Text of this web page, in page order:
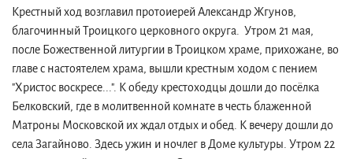
Крестный ход возглавил протоиерей Александр Жгунов,
благочинный Троицкого церковного округа. Утром 21 мая,
после Божественной литургии в Троицком храме, прихожане, во
главе с настоятелем храма, вышли крестным ходом с пением
"Христос воскресе...". К обеду крестоходцы дошли до посёлка
Белковский, где в молитвенной комнате в честь блаженной
Матроны Московской их ждал отдых и обед. К вечеру дошли до
села Загайново. Здесь ужин и ночлег в Доме культуры. Утром 22